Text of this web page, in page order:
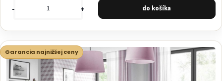
- +
Garancia najnižšej ceny